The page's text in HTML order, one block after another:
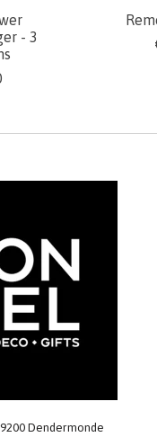
- 3
Dendermonde